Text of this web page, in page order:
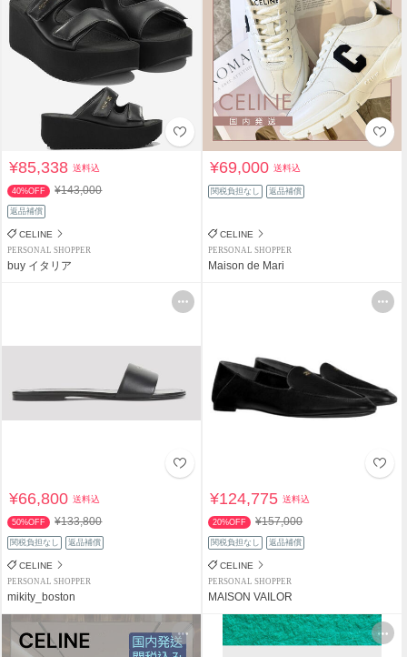
¥85,338送料込
40%OFF ¥143,000
返品補償
CELINE
PERSONAL SHOPPER
buy イタリア
¥69,000送料込
関税負担なし 返品補償
CELINE
PERSONAL SHOPPER
Maison de Mari
¥66,800送料込
50%OFF ¥133,800
関税負担なし 返品補償
CELINE
PERSONAL SHOPPER
mikity_boston
¥124,775送料込
20%OFF ¥157,000
関税負担なし 返品補償
CELINE
PERSONAL SHOPPER
MAISON VAILOR